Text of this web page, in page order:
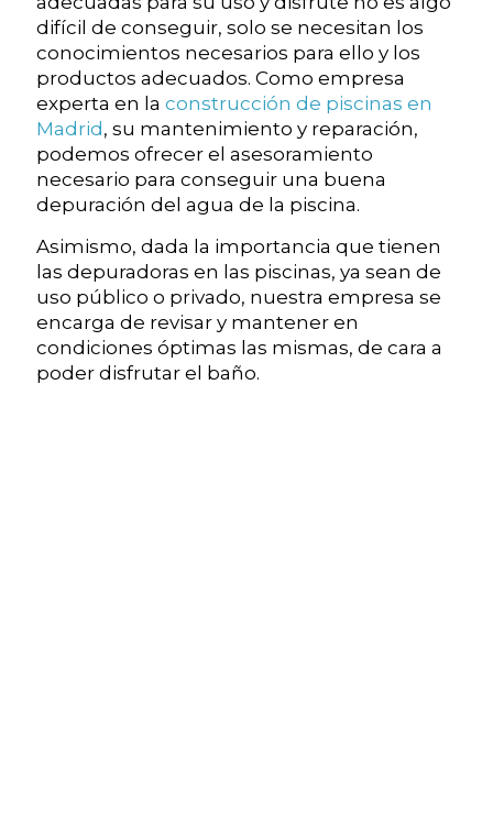
difícil de conseguir, solo se necesitan los
conocimientos necesarios para ello y los
productos adecuados. Como empresa
experta en la construcción de piscinas en
Madrid , su mantenimiento y reparación,
podemos ofrecer el asesoramiento
necesario para conseguir una buena
depuración del agua de la piscina.
Asimismo, dada la importancia que tienen
las depuradoras en las piscinas, ya sean de
uso público o privado, nuestra empresa se
encarga de revisar y mantener en
condiciones óptimas las mismas, de cara a
poder disfrutar el baño.